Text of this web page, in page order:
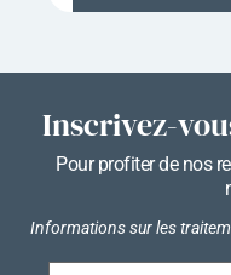
Inscrivez-
Pour profiter de nos
Informations sur les